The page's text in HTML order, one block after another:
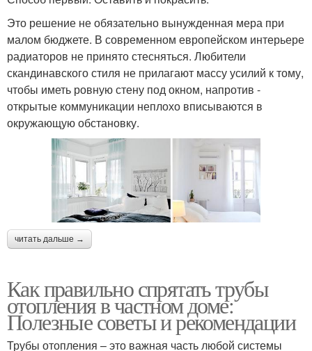
Это решение не обязательно вынужденная мера при
малом бюджете. В современном европейском интерьере
радиаторов не принято стесняться. Любители
скандинавского стиля не прилагают массу усилий к тому,
чтобы иметь ровную стену под окном, напротив -
открытые коммуникации неплохо вписываются в
окружающую обстановку.
читать дальше →
Как правильно спрятать трубы
отопления в частном доме:
Полезные советы и рекомендации
Трубы отопления – это важная часть любой системы